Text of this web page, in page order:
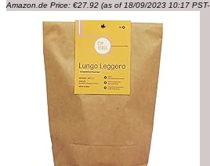
Amazon.de Price: €27.92 (as of 18/09/2023 10:17 PST-